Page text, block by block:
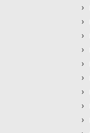
›
›
›
›
›
›
›
›
›